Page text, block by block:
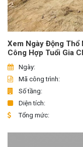
Xem Ngày Động Thổ
Công Hợp Tuổi Gia
Ngày:
Mã công trình:
Số tầng:
Diện tích:
Tổng mức: